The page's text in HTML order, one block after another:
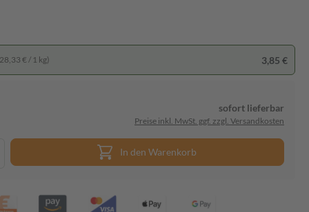
€ / 1 kg) 3,85 €
sofort lieferbar
Preise inkl. MwSt. ggf. zzgl. Versandkosten
In den Warenkorb